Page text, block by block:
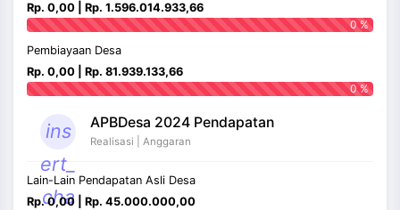
Rp. 0,00 | Rp. 1.596.014.933,66
0 %
Pembiayaan Desa
Rp. 0,00 | Rp. 81.939.133,66
0 %
ins
ert_
cha
APBDesa 2024 Pendapatan
Realisasi | Anggaran
Lain-Lain Pendapatan Asli Desa
Rp. 0,00 | Rp. 45.000.000,00